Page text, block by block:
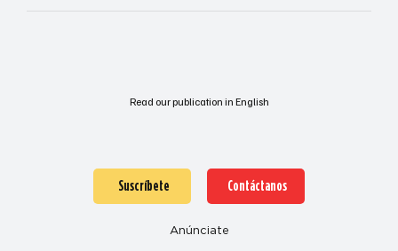
Read our publication in English
Suscríbete Contáctanos
Anúnciate